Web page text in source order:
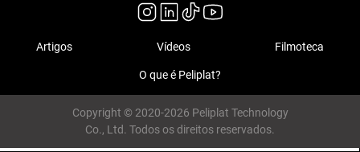
Artigos Vídeos Filmoteca
O que é Peliplat?
Copyright © 2020-2026 Peliplat Technology
Co., Ltd. Todos os direitos reservados.